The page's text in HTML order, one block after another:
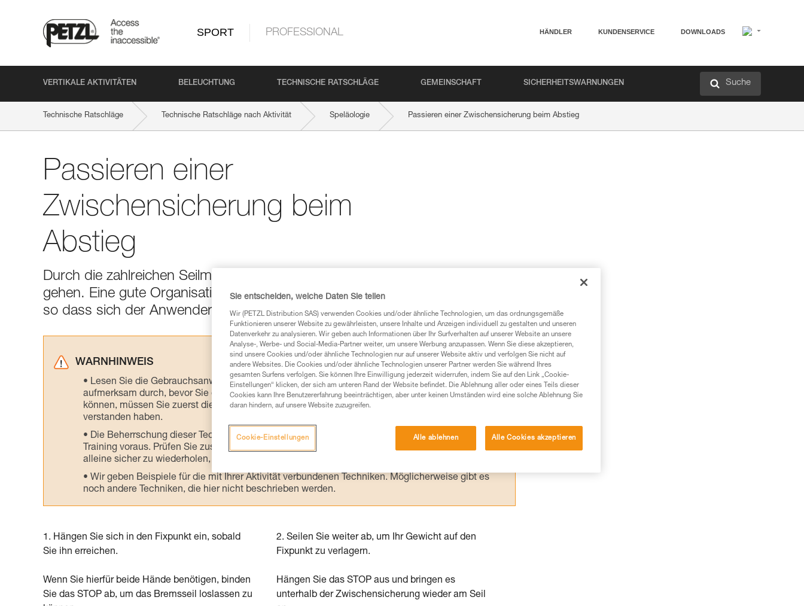
SPORT PROFESSIONAL HÄNDLER KUNDENSERVICE DOWNLOADS
VERTIKALE AKTIVITÄTEN BELEUCHTUNG TECHNISCHE RATSCHLÄGE GEMEINSCHAFT SICHERHEITSWARNUNGEN Suche
Technische Ratschläge Technische Ratschläge nach Aktivität Speläologie Passieren einer Zwischensicherung beim Abstieg
Passieren einer
Zwischensicherung beim
Abstieg
Durch die zahlreichen Seilmanöver bei der Speläologie kann wertvolle Zeit verloren
gehen. Eine gute Organisation erleichtert das Passieren von Zwischensicherungen,
so dass sich der Anwender dem Rest der Höhle widmen kann.
WARNHINWEIS
Lesen Sie die Gebrauchsanweisungen der Produkte, um die es in diesem Tech Tipp geht,
aufmerksam durch, bevor Sie diesen zu Rate ziehen. Um diese Zusatzinformationen verstehen zu
können, müssen Sie zuerst die in der Gebrauchsanweisung enthaltenen Informationen richtig
verstanden haben.
Die Beherrschung dieser Techniken setzt eine entsprechende Ausbildung und ein spezielles
Training voraus. Prüfen Sie zusammen mit einem Profi, ob Sie in der Lage sind, den Vorgang
alleine sicher zu wiederholen, bevor Sie ihn eigenständig durchführen.
Wir geben Beispiele für die mit Ihrer Aktivität verbundenen Techniken. Möglicherweise gibt es
noch andere Techniken, die hier nicht beschrieben werden.
1. Hängen Sie sich in den Fixpunkt ein, sobald
Sie ihn erreichen.
Wenn Sie hierfür beide Hände benötigen, binden
Sie das STOP ab, um das Bremsseil loslassen zu
2. Seilen Sie weiter ab, um Ihr Gewicht auf den
Fixpunkt zu verlagern.
Hängen Sie das STOP aus und bringen es
unterhalb der Zwischensicherung wieder am Seil
Sie entscheiden, welche Daten Sie teilen
Wir (PETZL Distribution SAS) verwenden Cookies und/oder ähnliche Technologien, um das ordnungsgemäße
Funktionieren unserer Website zu gewährleisten, unsere Inhalte und Anzeigen individuell zu gestalten und unseren
Datenverkehr zu analysieren. Wir geben auch Informationen über Ihr Surfverhalten auf unserer Website an unsere
Analyse-, Werbe- und Social-Media-Partner weiter, um unsere Werbung anzupassen. Wenn Sie diese akzeptieren,
sind unsere Cookies und/oder ähnliche Technologien nur auf unserer Website aktiv und verfolgen Sie nicht auf
andere Websites. Die Cookies und/oder ähnliche Technologien unserer Partner werden Sie während Ihres
gesamten Surfens verfolgen. Sie können Ihre Einwilligung jederzeit widerrufen, indem Sie auf den Link „Cookie-
Einstellungen“ klicken, der sich am unteren Rand der Website befindet. Die Ablehnung aller oder eines Teils dieser
Cookies kann Ihre Benutzererfahrung beeinträchtigen, aber unter keinen Umständen wird eine solche Ablehnung Sie
daran hindern, auf unsere Website zuzugreifen.
Alle ablehnen Alle Cookies akzeptieren
Cookie-Einstellungen